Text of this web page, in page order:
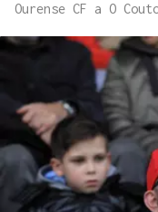
Ourense CF a O